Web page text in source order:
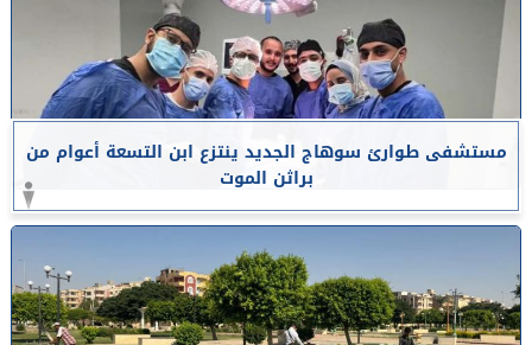
مستشفى طوارئ سوهاج الجديد ينتزع ابن التسعة أعوام من
براثن الموت